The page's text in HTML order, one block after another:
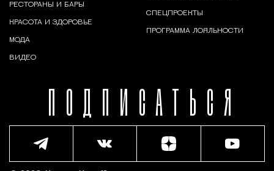
ПОДПИСАТЬСЯ
РЕСТОРАНЫ И БАРЫ
КРАСОТА И ЗДОРОВЬЕ
МОДА
ВИДЕО
СПЕЦПРОЕКТЫ
ПРОГРАММА ЛОЯЛЬНОСТИ